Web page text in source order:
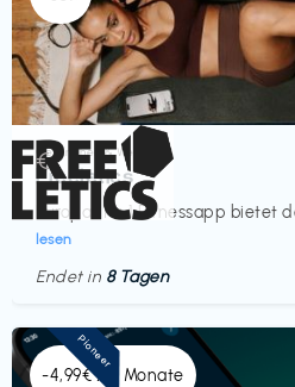
Gesundheit & Wellness
Freeletics
Europas Nr. 1 Fitnessapp bietet
lesen
€‎
Endet in 8 Tagen
-4,99€ x 6 Monate
Pioneer